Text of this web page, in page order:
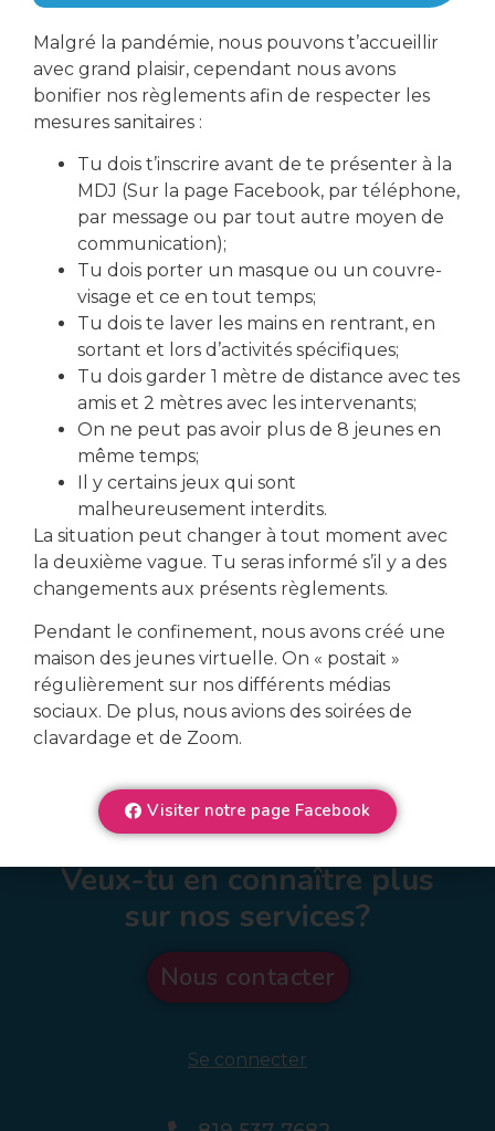
4 juillet, 2023
16:00
Local Action Jeunes
télécharger le formulaire d'inscription
Partager cet événement
Veux-tu en connaître plus
sur nos services?
Nous contacter
Se connecter
Malgré la pandémie, nous pouvons t’accueillir
avec grand plaisir, cependant nous avons
bonifier nos règlements afin de respecter les
mesures sanitaires :
Tu dois t’inscrire avant de te présenter à la
MDJ (Sur la page Facebook, par téléphone,
par message ou par tout autre moyen de
communication);
Tu dois porter un masque ou un couvre-
visage et ce en tout temps;
Tu dois te laver les mains en rentrant, en
sortant et lors d’activités spécifiques;
Tu dois garder 1 mètre de distance avec tes
amis et 2 mètres avec les intervenants;
On ne peut pas avoir plus de 8 jeunes en
même temps;
Il y certains jeux qui sont
malheureusement interdits.
La situation peut changer à tout moment avec
la deuxième vague. Tu seras informé s’il y a des
changements aux présents règlements.
Pendant le confinement, nous avons créé une
maison des jeunes virtuelle. On « postait »
régulièrement sur nos différents médias
sociaux. De plus, nous avions des soirées de
clavardage et de Zoom.
Visiter notre page Facebook